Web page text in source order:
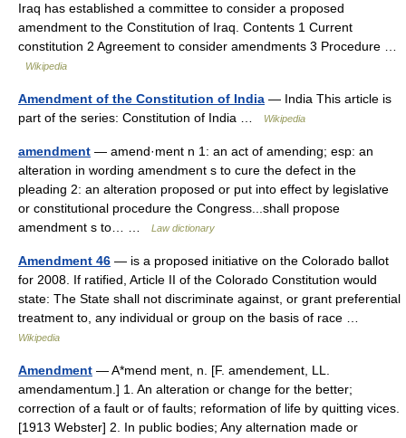
Iraq has established a committee to consider a proposed
amendment to the Constitution of Iraq. Contents 1 Current
constitution 2 Agreement to consider amendments 3 Procedure …
Wikipedia
Amendment of the Constitution of India — India This article is
part of the series: Constitution of India …
Wikipedia
amendment — amend·ment n 1: an act of amending; esp: an
alteration in wording amendment s to cure the defect in the
pleading 2: an alteration proposed or put into effect by legislative
or constitutional procedure the Congress...shall propose
amendment s to… …
Law dictionary
Amendment 46 — is a proposed initiative on the Colorado ballot
for 2008. If ratified, Article II of the Colorado Constitution would
state: The State shall not discriminate against, or grant preferential
treatment to, any individual or group on the basis of race …
Wikipedia
Amendment — A*mend ment, n. [F. amendement, LL.
amendamentum.] 1. An alteration or change for the better;
correction of a fault or of faults; reformation of life by quitting vices.
[1913 Webster] 2. In public bodies; Any alternation made or